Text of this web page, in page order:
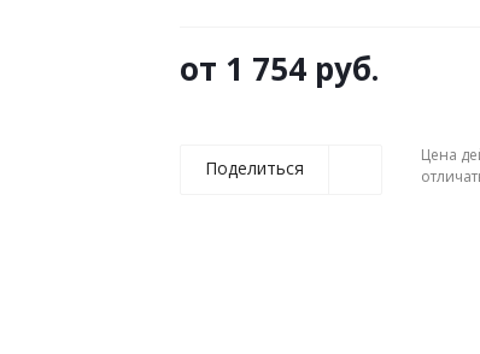
от 1 754 руб.
Поделиться
Цена